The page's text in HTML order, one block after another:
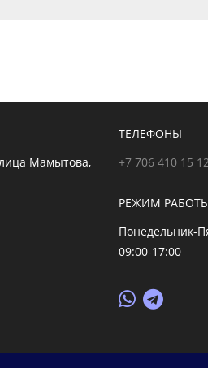
Мамытова,
ТЕЛЕФОНЫ
+7 706 410 15
РЕЖИМ
Понедельник-
09:00-17:00